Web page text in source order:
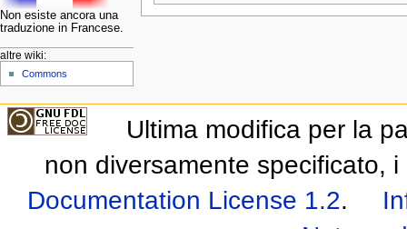
Non esiste ancora una
traduzione in Francese.
altre wiki:
Commons
Ultima modifica per la
non diversamente specificato,
Documentation License 1.2.